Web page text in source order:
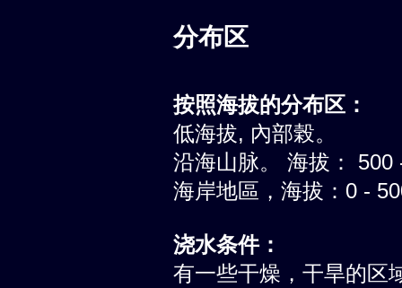
分布区
按照海拔的分布区：
低海拔, 內部榖。
沿海山脉。 海拔： 500
海岸地區，海拔：0 -
浇水条件：
有一些干燥，干旱的区